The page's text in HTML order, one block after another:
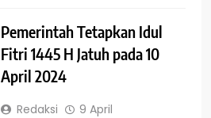
Pemerintah Tetapkan Idul
Fitri 1445 H Jatuh pada 10
April 2024
Redaksi
9 April